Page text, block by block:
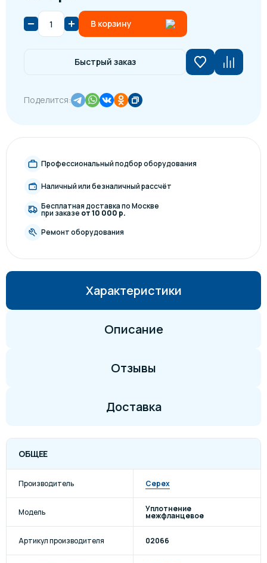
В корзину
Быстрый заказ
Поделится:
Профессиональный подбор оборудования
Наличный или безналичный рассчёт
Бесплатная доставка по Москве
при заказе от 10 000 р.
Ремонт оборудования
Характеристики
Описание
Отзывы
Доставка
ОБЩЕЕ
Производитель Cepex
Модель Уплотнение
межфланцевое
Артикул производителя 02066